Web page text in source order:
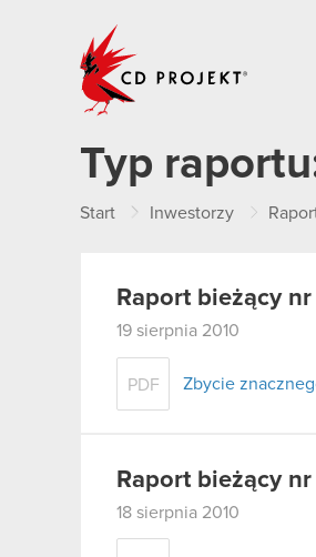
Typ
Start Inwestorzy
Raport bieżący
19 sierpnia 2010
PDF Zbycie
Raport bieżący
18 sierpnia 2010